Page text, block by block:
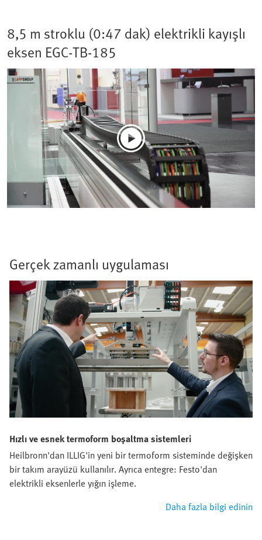
8,5 m stroklu (0:47 dak) elektrikli kayışlı
eksen EGC-TB-185
Gerçek zamanlı uygulaması
Hızlı ve esnek termoform boşaltma sistemleri
Heilbronn'dan ILLIG'in yeni bir termoform sisteminde değişken
bir takım arayüzü kullanılır. Ayrıca entegre: Festo'dan
elektrikli eksenlerle yığın işleme.
Daha fazla bilgi edinin